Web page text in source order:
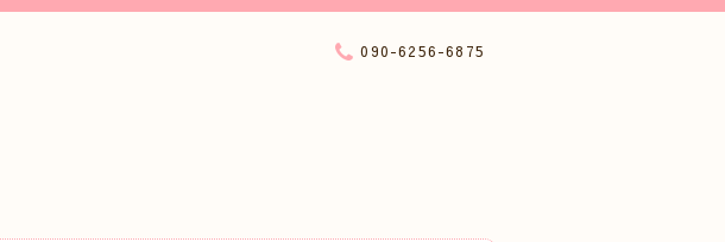
090-6256-6875